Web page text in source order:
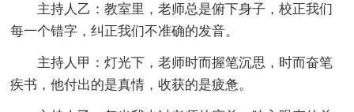
主持人乙：教室里，老师总是俯下身子，校正我们
每一个错字，纠正我们不准确的发音。
主持人甲：灯光下，老师时而握笔沉思，时而奋笔
疾书，他付出的是真情，收获的是疲惫。